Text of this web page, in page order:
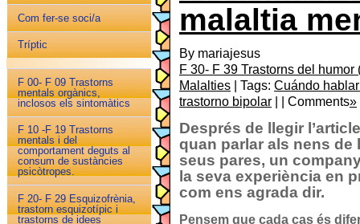
Com fer-se soci/a
Tríptic
F 00- F 09 Trastorns
mentals orgànics,
inclosos els sintomàtics
F 10 -F 19 Trastorns
mentals i del
comportament deguts al
consum de sustàncies
psicòtropes.
F 20- F 29 Esquizofrènia,
trastorn esquizotípic i
trastorns de idees
malaltia
By mariajesus
F 30- F 39 Trastorns del humor
Malalties | Tags: Cuándo
trastorno bipolar | | Comments»
Després de llegir
quan parlar als nens de
seus pares, un
la seva experiència en
com ens agrada dir.
Pensem que cada cas és